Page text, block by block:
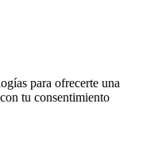
para ofrecerte una
tu consentimiento